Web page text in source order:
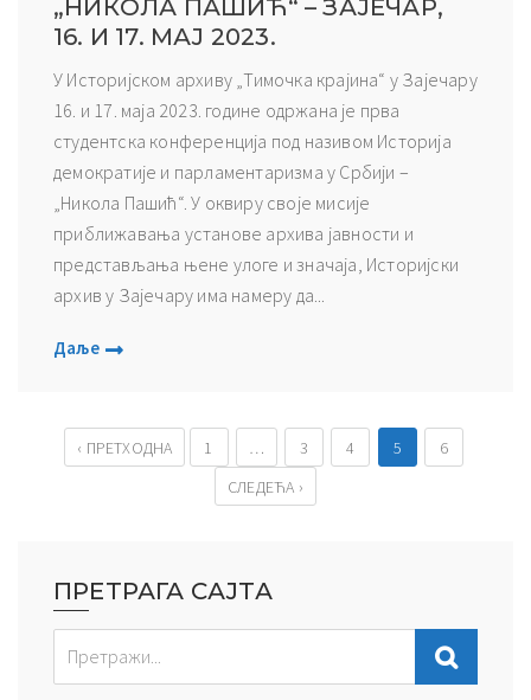
„НИКОЛА ПАШИЋ“ – ЗАЈЕЧАР,
16. И 17. МАЈ 2023.
У Историјском архиву „Тимочка крајина“ у Зајечару
16. и 17. маја 2023. године одржана је прва
студентска конференција под називом Историја
демократије и парламентаризма у Србији –
„Никола Пашић“. У оквиру своје мисије
приближавања установе архива јавности и
представљања њене улоге и значаја, Историјски
архив у Зајечару има намеру да...
Даље
‹ ПРЕТХОДНА 1 … 3 4 5
6
СЛЕДЕЋА ›
ПРЕТРАГА САЈТА